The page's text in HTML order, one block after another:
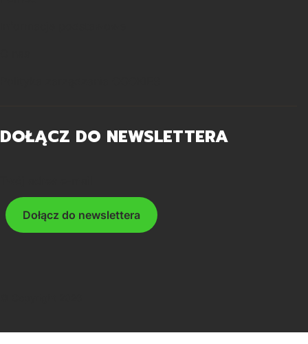
DOŁĄCZ DO NEWSLETTERA
Dołącz do newslettera